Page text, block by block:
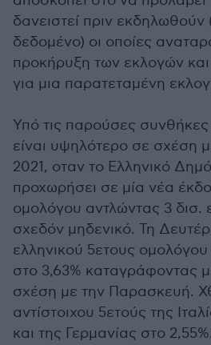
δανειστεί πριν εκδηλωθούν
δεδομένο) οι οποίες
προκήρυξη των εκλογών
για μια παρατεταμένη
Υπό τις παρούσες συνθήκες
είναι υψηλότερο σε σχέση
2021, οταν το Ελληνικό
προχωρήσει σε μία νέα
ομολόγου αντλώντας 3 δισ.
σχεδόν μηδενικό. Τη
ελληνικού 5ετους
στο 3,63% καταγράφοντας
σχέση με την Παρασκευή.
αντίστοιχου 5ετούς της
και της Γερμανίας στο